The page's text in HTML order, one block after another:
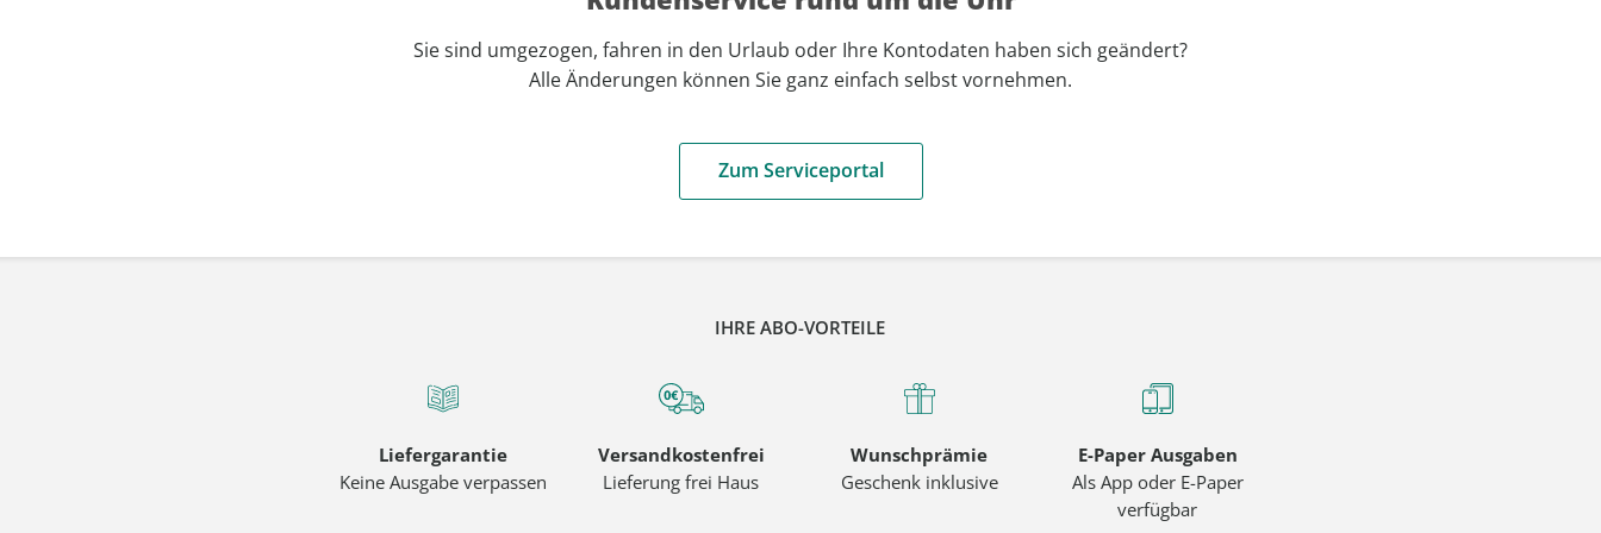
Sie sind umgezogen, fahren in den Urlaub oder Ihre Kontodaten haben sich geändert?
Alle Änderungen können Sie ganz einfach selbst vornehmen.
Zum Serviceportal
IHRE ABO-VORTEILE
Liefergarantie
Keine Ausgabe verpassen
Versandkostenfrei
Lieferung frei Haus
Wunschprämie
Geschenk inklusive
E-Paper Ausgaben
Als App oder E-Paper
verfügbar